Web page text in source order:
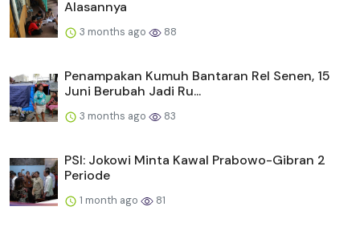
Alasannya
3 months ago 88
Penampakan Kumuh Bantaran Rel Senen, 15
Juni Berubah Jadi Ru...
3 months ago 83
PSI: Jokowi Minta Kawal Prabowo-Gibran 2
Periode
1 month ago 81